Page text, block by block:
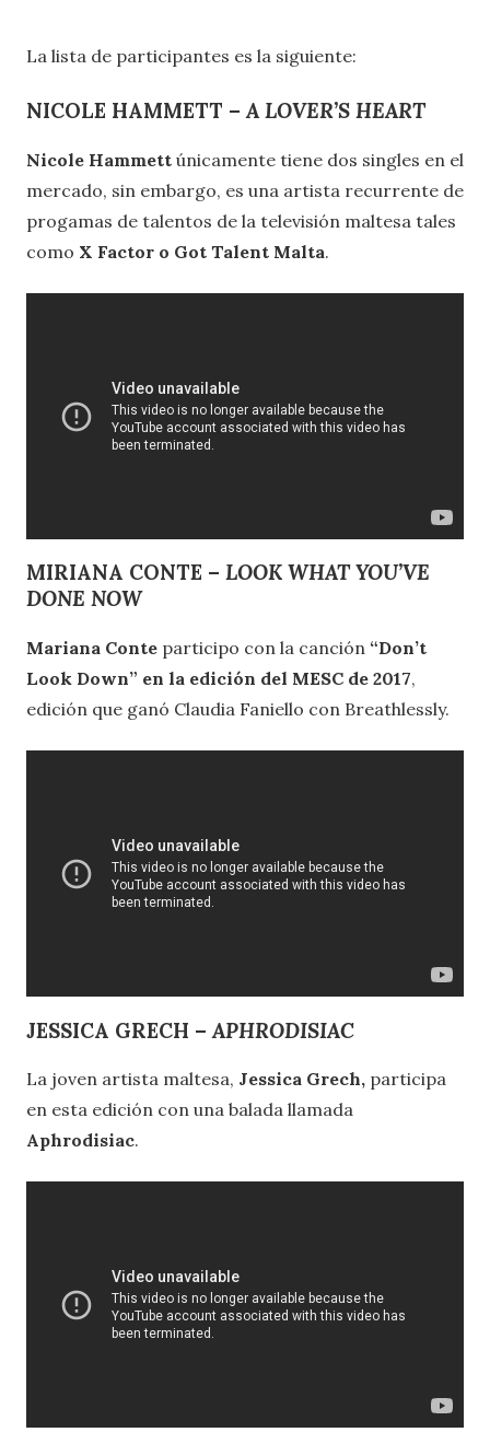
La lista de participantes es la siguiente:
NICOLE HAMMETT – A LOVER’S HEART
Nicole Hammett únicamente tiene dos singles en el
mercado, sin embargo, es una artista recurrente de
progamas de talentos de la televisión maltesa tales
como X Factor o Got Talent Malta.
MIRIANA CONTE – LOOK WHAT YOU’VE
DONE NOW
Mariana Conte participo con la canción “Don’t
Look Down” en la edición del MESC de 2017,
edición que ganó Claudia Faniello con Breathlessly.
JESSICA GRECH – APHRODISIAC
La joven artista maltesa, Jessica Grech, participa
en esta edición con una balada llamada
Aphrodisiac.